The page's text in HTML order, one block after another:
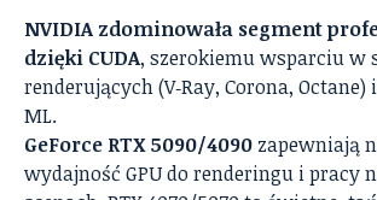
NVIDIA zdominowała segment
dzięki CUDA, szerokiemu wsparciu w
renderujących (V‑Ray, Corona,
ML.
GeForce RTX 5090/4090 zapewniają
wydajność GPU do renderingu i pracy